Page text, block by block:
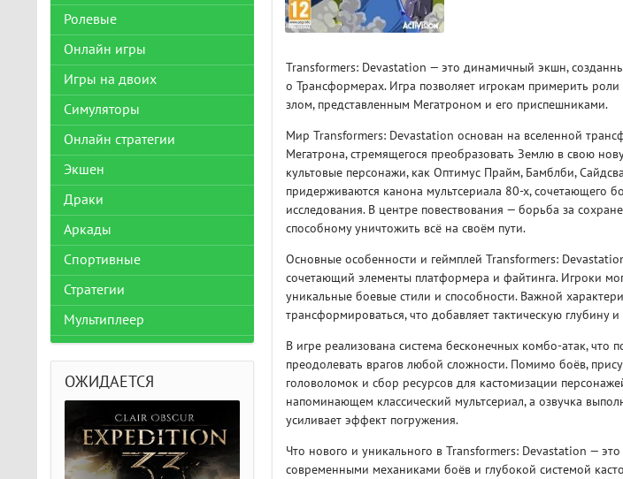
Transformers: Devastation — это динамичный экшн,
о Трансформерах. Игра позволяет игрокам примерить роли
злом, представленным Мегатроном и его приспешниками.
Мир Transformers: Devastation основан на вселенной
Мегатрона, стремящегося преобразовать Землю в свою
культовые персонажи, как Оптимус Прайм, Бамблби,
придерживаются канона мультсериала 80-х, сочетающего
исследования. В центре повествования — борьба за
способному уничтожить всё на своём пути.
Основные особенности и геймплей Transformers:
сочетающий элементы платформера и файтинга. Игроки
уникальные боевые стили и способности. Важной
трансформироваться, что добавляет тактическую глубину
В игре реализована система бесконечных комбо-атак, что
преодолевать врагов любой сложности. Помимо боёв,
головоломок и сбор ресурсов для кастомизации
напоминающем классический мультсериал, а озвучка
усиливает эффект погружения.
Что нового и уникального в Transformers: Devastation — это
современными механиками боёв и глубокой системой
Ролевые
Онлайн игры
Игры на двоих
Симуляторы
Онлайн стратегии
Экшен
Драки
Аркады
Спортивные
Стратегии
Мультиплеер
ОЖИДАЕТСЯ